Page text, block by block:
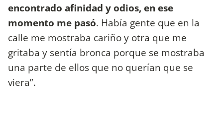
encontrado afinidad y odios, en ese
momento me pasó. Había gente que en la
calle me mostraba cariño y otra que me
gritaba y sentía bronca porque se mostraba
una parte de ellos que no querían que se
viera”.